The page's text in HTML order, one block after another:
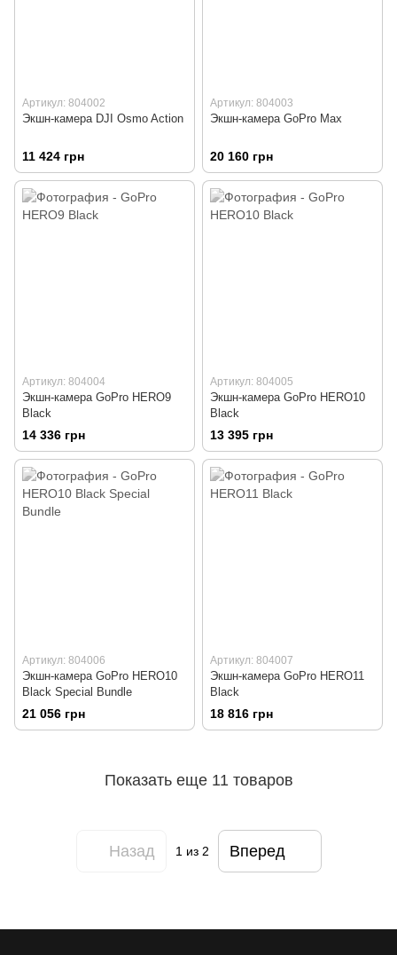
Артикул: 804002
Экшн-камера DJI Osmo Action
11 424 грн
Артикул: 804003
Экшн-камера GoPro Max
20 160 грн
Артикул: 804004
Экшн-камера GoPro HERO9
Black
14 336 грн
Артикул: 804005
Экшн-камера GoPro HERO10
Black
13 395 грн
Артикул: 804006
Экшн-камера GoPro HERO10
Black Special Bundle
21 056 грн
Артикул: 804007
Экшн-камера GoPro HERO11
Black
18 816 грн
Показать еще 11 товаров
Назад 1из 2 Вперед